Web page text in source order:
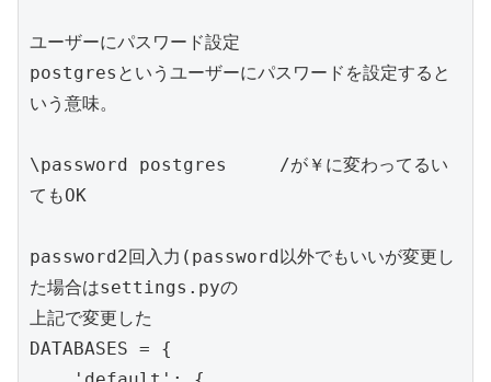
ユーザーにパスワード設定
postgresというユーザーにパスワードを設定すると
いう意味。
\password postgres　　　/が￥に変わってるい
てもOK
password2回入力(password以外でもいいが変更し
た場合はsettings.pyの
上記で変更した
DATABASES = {